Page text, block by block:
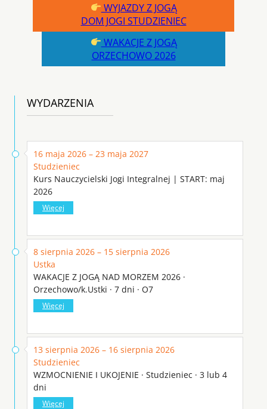
WYJAZDY Z JOGĄ
DOM JOGI STUDZIENIEC
WAKACJE Z JOGĄ
ORZECHOWO 2026
WYDARZENIA
16 maja 2026 – 23 maja 2027
Studzieniec
Kurs Nauczycielski Jogi Integralnej | START: maj
2026
Więcej
8 sierpnia 2026 – 15 sierpnia 2026
Ustka
WAKACJE Z JOGĄ NAD MORZEM 2026 ·
Orzechowo/k.Ustki · 7 dni · O7
Więcej
13 sierpnia 2026 – 16 sierpnia 2026
Studzieniec
WZMOCNIENIE I UKOJENIE · Studzieniec · 3 lub 4
dni
Więcej